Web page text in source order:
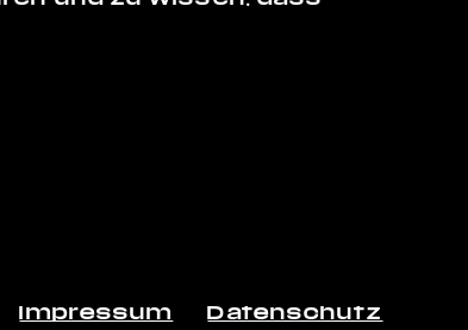
Impressum Datenschutz